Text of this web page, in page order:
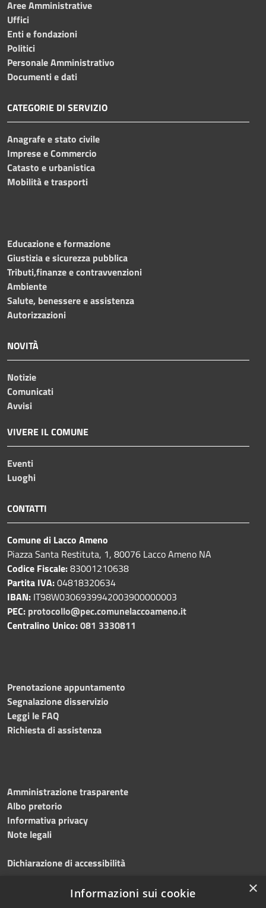
Aree Amministrative
Uffici
Enti e fondazioni
Politici
Personale Amministrativo
Documenti e dati
CATEGORIE DI SERVIZIO
Anagrafe e stato civile
Imprese e Commercio
Catasto e urbanistica
Mobilità e trasporti
Educazione e formazione
Giustizia e sicurezza pubblica
Tributi,finanze e contravvenzioni
Ambiente
Salute, benessere e assistenza
Autorizzazioni
NOVITÀ
Notizie
Comunicati
Avvisi
VIVERE IL COMUNE
Eventi
Luoghi
CONTATTI
Comune di Lacco Ameno
Piazza Santa Restituta, 1, 80076 Lacco Ameno NA
Codice Fiscale:83001210638
Partita IVA:04818320634
IBAN: IT98W0306939942003900000003
PEC: protocollo@pec.comunelaccoameno.it
Centralino Unico:081 3330811
Prenotazione appuntamento
Segnalazione disservizio
Leggi le FAQ
Richiesta di assistenza
Amministrazione trasparente
Albo pretorio
Informativa privacy
Note legali
Dichiarazione di accessibilità
Obiettivi accessibilità 2026
×
Informazioni sui cookie